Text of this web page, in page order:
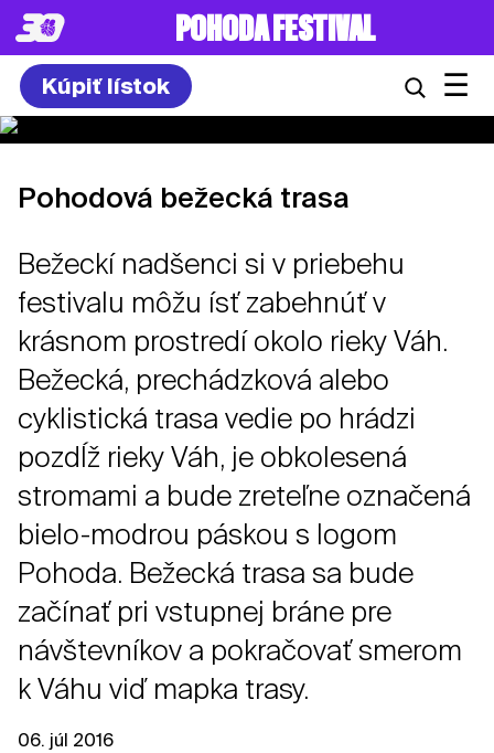
POHODA FESTIVAL
Kúpiť lístok ☰
Pohodová bežecká trasa
Bežeckí nadšenci si v priebehu
festivalu môžu ísť zabehnúť v
krásnom prostredí okolo rieky Váh.
Bežecká, prechádzková alebo
cyklistická trasa vedie po hrádzi
pozdĺž rieky Váh, je obkolesená
stromami a bude zreteľne označená
bielo-modrou páskou s logom
Pohoda. Bežecká trasa sa bude
začínať pri vstupnej bráne pre
návštevníkov a pokračovať smerom
k Váhu viď mapka trasy.
06. júl 2016